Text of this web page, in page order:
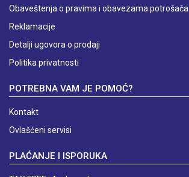
Obaveštenja o pravima i obavezama potrošača
Reklamacije
Detalji ugovora o prodaji
Politika privatnosti
POTREBNA VAM JE POMOĆ?
Kontakt
Ovlašćeni servisi
PLAĆANJE I ISPORUKA